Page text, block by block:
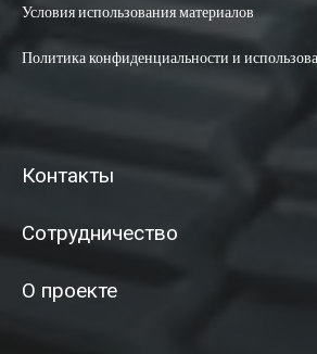
Условия использования материалов
Политика конфиденциальности и
Контакты
Сотрудничество
О проекте